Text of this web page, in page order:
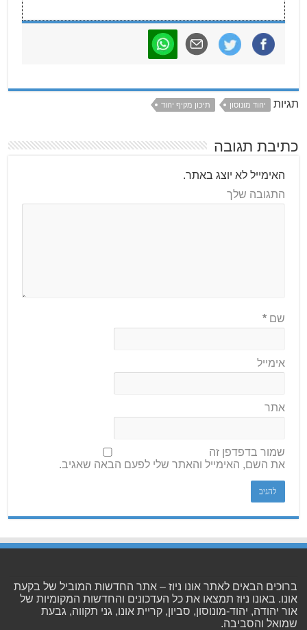
תגיות יהוד מונוסון תיכון מקיף יהוד
כתיבת תגובה
האימייל לא יוצג באתר.
התגובה שלך
שם*
אימייל
אתר
שמור בדפדפן זה
את השם, האימייל והאתר שלי לפעם הבאה שאגיב.
ברוכים הבאים לאתר אונו ניוז – אתר החדשות המוביל של בקעת
אונו. באונו ניוז תמצאו את כל העדכונים והחדשות המקומיות של
אור יהודה, יהוד-מונוסון, סביון, קריית אונו, גני תקווה, גבעת
שמואל והסביבה.